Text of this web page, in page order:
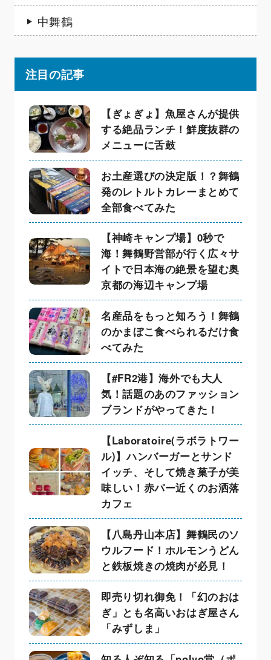
中舞鶴
注目の記事
【ぎょぎょ】魚屋さんが提供
する絶品ランチ！鮮度抜群の
メニューに舌鼓
お土産選びの決定版！？舞鶴
発のレトルトカレーまとめて
全部食べてみた
【神崎キャンプ場】0秒で
海！舞鶴野営部が行く広々サ
イトで日本海の絶景を望む奥
京都の海辺キャンプ場
名産品をもっと知ろう！舞鶴
のかまぼこ食べられるだけ食
べてみた
【#FR2港】海外でも大人
気！話題のあのファッション
ブランドがやってきた！
【Laboratoire(ラボラトワー
ル)】ハンバーガーとサンド
イッチ、そして焼き菓子が美
味しい！赤パー近くのお洒落
カフェ
【八島丹山本店】舞鶴民のソ
ウルフード！ホルモンうどん
と鉄板焼きの焼肉が必見！
即売り切れ御免！「幻のおは
ぎ」とも名高いおはぎ屋さん
「みずしま」